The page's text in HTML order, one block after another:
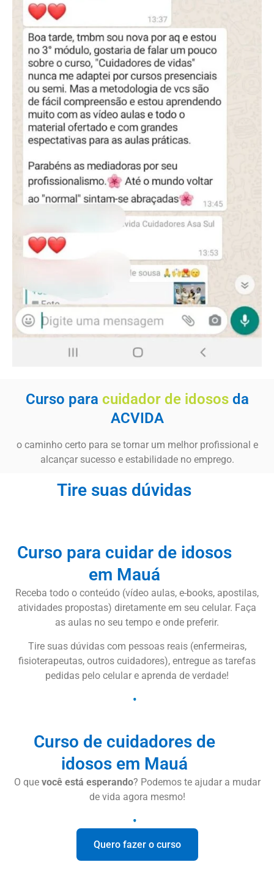
Curso para cuidador de idosos da
ACVIDA
o caminho certo para se tornar um melhor profissional e
alcançar sucesso e estabilidade no emprego.
Tire suas dúvidas
Curso para cuidar de idosos
em Mauá
Receba todo o conteúdo (vídeo aulas, e-books, apostilas,
atividades propostas) diretamente em seu celular. Faça
as aulas no seu tempo e onde preferir.
Tire suas dúvidas com pessoas reais (enfermeiras,
fisioterapeutas, outros cuidadores), entregue as tarefas
pedidas pelo celular e aprenda de verdade!
Curso de cuidadores de
idosos em Mauá
O que você está esperando? Podemos te ajudar a mudar
de vida agora mesmo!
Quero fazer o curso